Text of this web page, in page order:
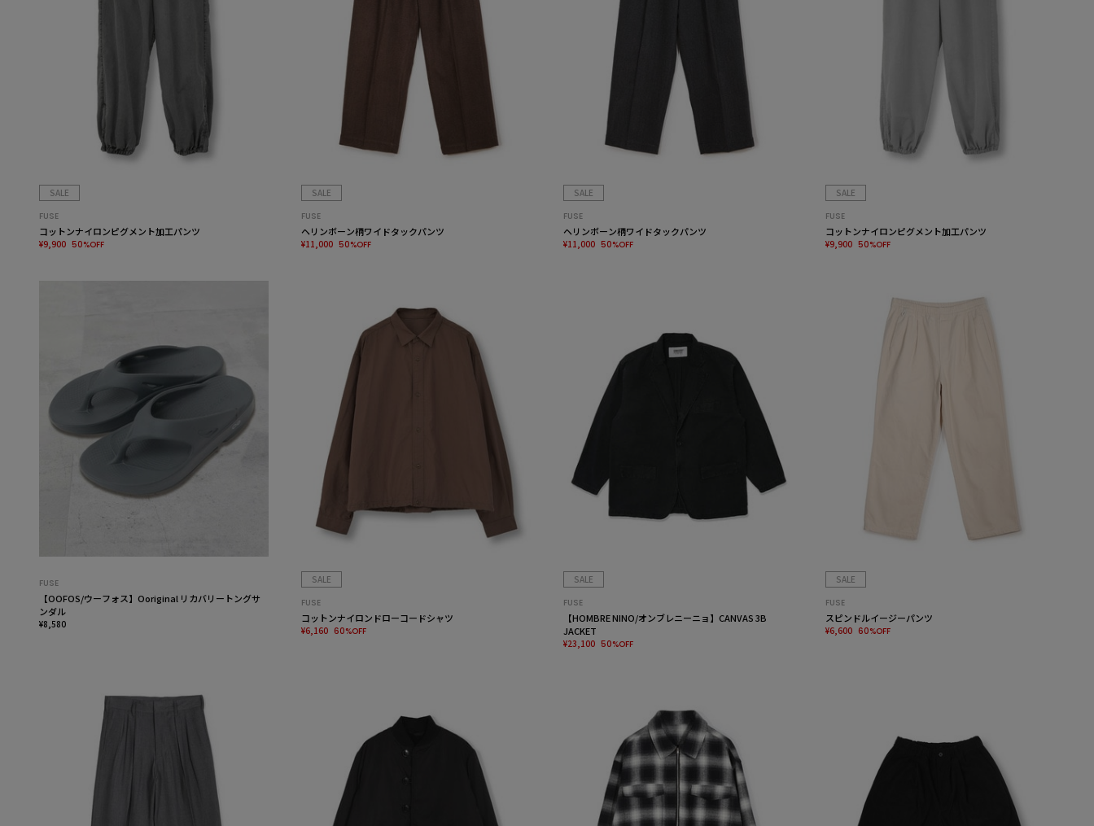
SALE
FUSE
コットンナイロンピグメント加工パンツ
¥9,900 50%OFF
SALE
FUSE
ヘリンボーン柄ワイドタックパンツ
¥11,000 50%OFF
SALE
FUSE
ヘリンボーン柄ワイドタックパンツ
¥11,000 50%OFF
SALE
FUSE
コットンナイロンピグメント加工パンツ
¥9,900 50%OFF
FUSE
【OOFOS/ウーフォス】Ooriginal リカバリートングサ
ンダル
¥8,580
SALE
FUSE
コットンナイロンドローコードシャツ
¥6,160 60%OFF
SALE
FUSE
【HOMBRE NINO/オンブレニーニョ】CANVAS 3B
JACKET
¥23,100 50%OFF
SALE
FUSE
スピンドルイージーパンツ
¥6,600 60%OFF